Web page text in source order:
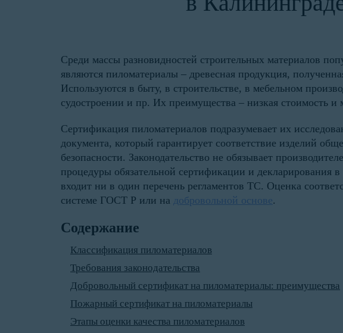
Среди массы разновидностей строительных материалов
являются пиломатериалы – древесная продукция,
Используются в быту, в строительстве, в мебельном
судостроении и пр. Их преимущества – низкая стоимость
Сертификация пиломатериалов подразумевает их
документа, который гарантирует соответствие изделий
безопасности. Законодательство не обязывает
процедуры обязательной сертификации и декларирования
входит ни в один перечень регламентов ТС. Оценка
системе ГОСТ Р или на добровольной основе.
Содержание
Классификация пиломатериалов
Требования законодательства
Добровольный сертификат на пиломатериалы: преимущества
Пожарный сертификат на пиломатериалы
Этапы оценки качества пиломатериалов